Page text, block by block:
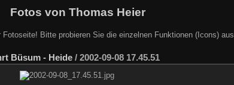
Fotos von Thomas Heier
Bitte probieren Sie die einzelnen Funktionen (Icons) aus.
Büsum - Heide / 2002-09-08 17.45.51